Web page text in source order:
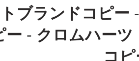
ブランドコピー
ー - クロムハーツ
コ